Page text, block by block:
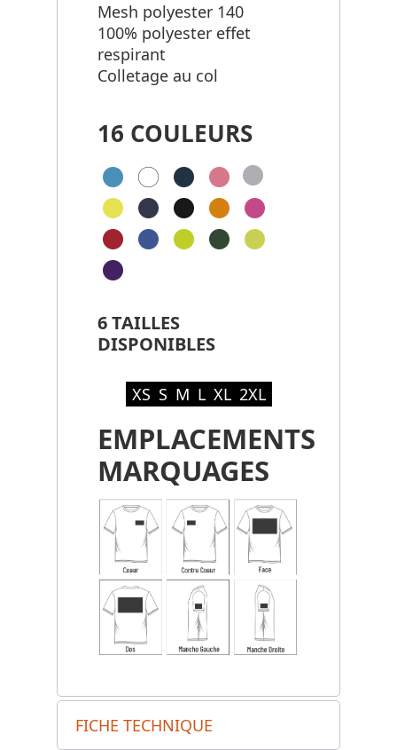
Mesh polyester 140
100% polyester effet
respirant
Colletage au col
16 COULEURS
6 TAILLES
DISPONIBLES
XS S M L XL 2XL
EMPLACEMENTS
MARQUAGES
FICHE TECHNIQUE